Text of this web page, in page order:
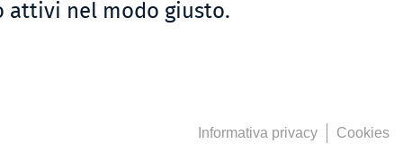
attivi nel modo giusto.
Informativa privacy Cookies